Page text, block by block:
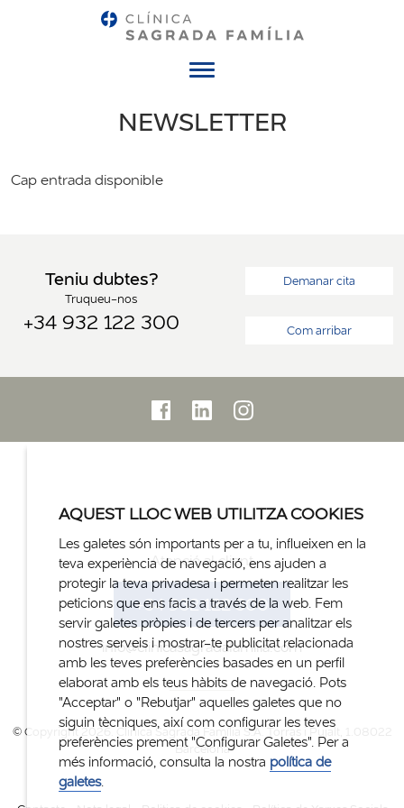
NEWSLETTER
Cap entrada disponible
Teniu dubtes?
Truqueu-nos
+34 932 122 300
Demanar cita
Com arribar
Atenció al client
+34 932 122 300
info@clinicasagradafamilia.com
© Copyright 2026. Clinica Sagrada Família S.A. Torras i Pujalt, 1.08022
Barcelona
AQUEST LLOC WEB UTILITZA COOKIES
Les galetes són importants per a tu, influeixen en la
teva experiència de navegació, ens ajuden a
protegir la teva privadesa i permeten realitzar les
peticions que ens facis a través de la web. Fem
servir galetes pròpies i de tercers per analitzar els
nostres serveis i mostrar-te publicitat relacionada
amb les teves preferències basades en un perfil
elaborat amb els teus hàbits de navegació. Pots
"Acceptar" o "Rebutjar" aquelles galetes que no
siguin tècniques, així com configurar les teves
preferències prement "Configurar Galetes". Per a
més informació, consulta la nostra política de
galetes.